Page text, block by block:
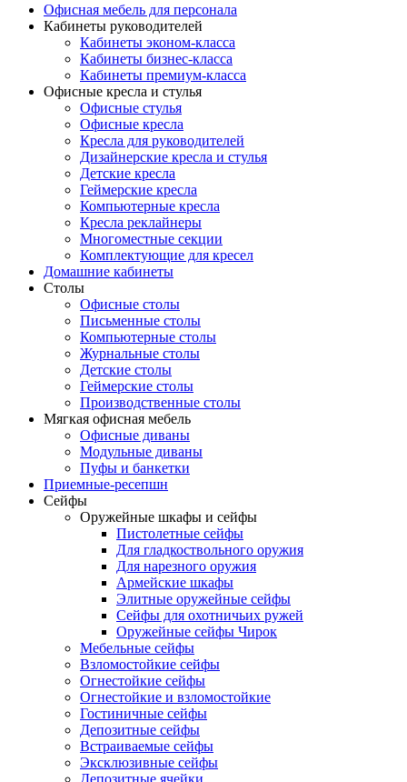
Офисная мебель для персонала
Кабинеты руководителей
Кабинеты эконом-класса
Кабинеты бизнес-класса
Кабинеты премиум-класса
Офисные кресла и стулья
Офисные стулья
Офисные кресла
Кресла для руководителей
Дизайнерские кресла и стулья
Детские кресла
Геймерские кресла
Компьютерные кресла
Кресла реклайнеры
Многоместные секции
Комплектующие для кресел
Домашние кабинеты
Столы
Офисные столы
Письменные столы
Компьютерные столы
Журнальные столы
Детские столы
Геймерские столы
Производственные столы
Мягкая офисная мебель
Офисные диваны
Модульные диваны
Пуфы и банкетки
Приемные-ресепшн
Сейфы
Оружейные шкафы и сейфы
Пистолетные сейфы
Для гладкоствольного оружия
Для нарезного оружия
Армейские шкафы
Элитные оружейные сейфы
Сейфы для охотничьих ружей
Оружейные сейфы Чирок
Мебельные сейфы
Взломостойкие сейфы
Огнестойкие сейфы
Огнестойкие и взломостойкие
Гостиничные сейфы
Депозитные сейфы
Встраиваемые сейфы
Эксклюзивные сейфы
Депозитные ячейки